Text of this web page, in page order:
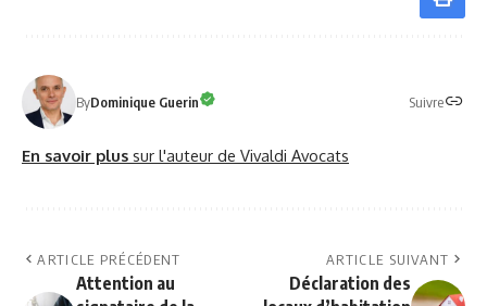
ByDominique Guerin Suivre
En savoir plus sur l'auteur de Vivaldi Avocats
ARTICLE PRÉCÉDENT
Attention au
ARTICLE SUIVANT
Déclaration des